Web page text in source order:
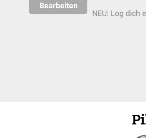
Bearbeiten
NEU: Log dich